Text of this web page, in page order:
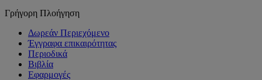
Γρήγορη Πλοήγηση
Δωρεάν Περιεχόμενο
Έγγραφα επικαιρότητας
Περιοδικά
Βιβλία
Εφαρμογές